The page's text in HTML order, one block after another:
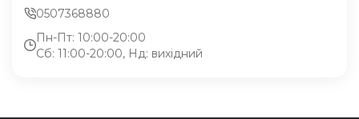
0507368880
Пн-Пт: 10:00-20:00
Сб: 11:00-20:00, Нд: вихідний